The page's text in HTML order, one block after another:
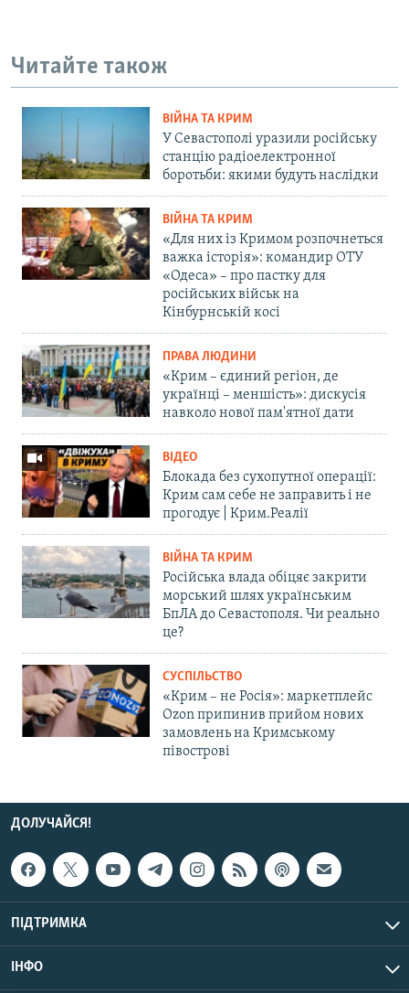
Читайте також
ВІЙНА ТА КРИМ
У Севастополі уразили російську
станцію радіоелектронної
боротьби: якими будуть наслідки
ВІЙНА ТА КРИМ
«Для них із Кримом розпочнеться
важка історія»: командир ОТУ
«Одеса» – про пастку для
російських військ на
Кінбурнській косі
ПРАВА ЛЮДИНИ
«Крим – єдиний регіон, де
українці – меншість»: дискусія
навколо нової пам'ятної дати
ВІДЕО
Блокада без сухопутної операції:
Крим сам себе не заправить і не
прогодує | Крим.Реалії
ВІЙНА ТА КРИМ
Російська влада обіцяє закрити
морський шлях українським
БпЛА до Севастополя. Чи реально
це?
СУСПІЛЬСТВО
«Крим – не Росія»: маркетплейс
Ozon припинив прийом нових
замовлень на Кримському
півострові
ДОЛУЧАЙСЯ!
ПІДТРИМКА
ІНФО